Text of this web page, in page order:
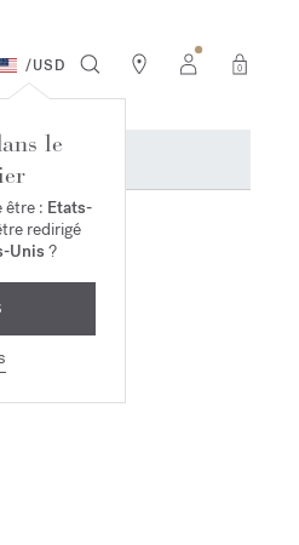
/USD 0
le
être : Etats-
redirigé
Unis ?